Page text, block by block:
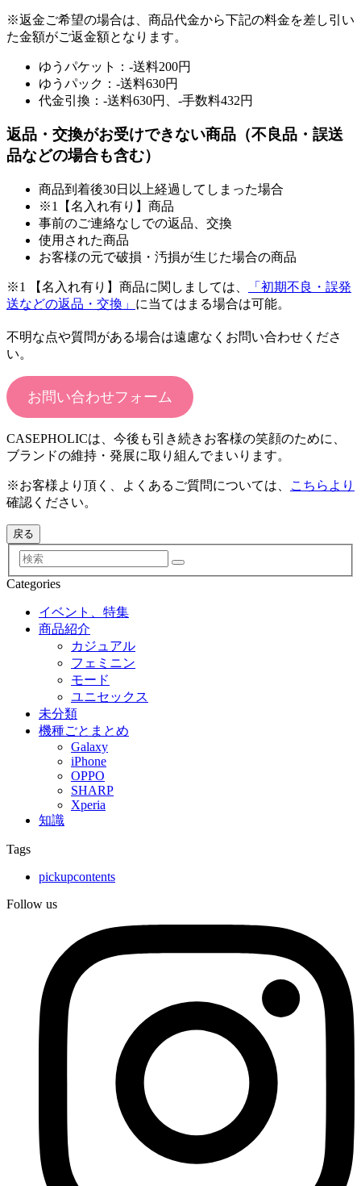
※返金ご希望の場合は、商品代金から下記の料金を差し引い
た金額がご返金額となります。
ゆうパケット：-送料200円
ゆうパック：-送料630円
代金引換：-送料630円、-手数料432円
返品・交換がお受けできない商品（不良品・誤送
品などの場合も含む）
商品到着後30日以上経過してしまった場合
※1【名入れ有り】商品
事前のご連絡なしでの返品、交換
使用された商品
お客様の元で破損・汚損が生じた場合の商品
※1 【名入れ有り】商品に関しましては、
「初期不良・誤発
送などの返品・交換」 に当てはまる場合は可能。
不明な点や質問がある場合は遠慮なくお問い合わせくださ
い。
お問い合わせフォーム
CASEPHOLICは、今後も引き続きお客様の笑顔のために、
ブランドの維持・発展に取り組んでまいります。
※お客様より頂く、よくあるご質問については、
こちらより
確認ください。
検
索
Categories
イベント、特集
商品紹介
カジュアル
フェミニン
モード
ユニセックス
未分類
機種ごとまとめ
Galaxy
iPhone
OPPO
SHARP
Xperia
知識
Tags
pickupcontents
Follow us